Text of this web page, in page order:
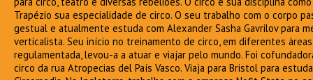
Trapézio sua especialidade de circo. O seu trabalho com o corpo
gestual e atualmente estuda com Alexander Sasha Gavrilov para
verticalista. Seu início no treinamento de circo, em diferentes
regulamentada, levou-a a atuar e viajar pelo mundo. Foi
circo da rua Atropecias del País Vasco. Viaja para Bristol para